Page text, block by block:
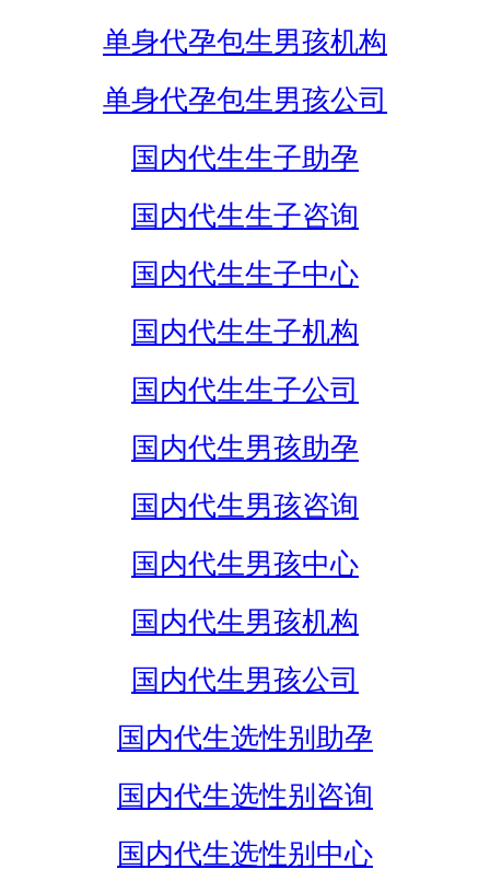
单身代孕包生男孩机构
单身代孕包生男孩公司
国内代生生子助孕
国内代生生子咨询
国内代生生子中心
国内代生生子机构
国内代生生子公司
国内代生男孩助孕
国内代生男孩咨询
国内代生男孩中心
国内代生男孩机构
国内代生男孩公司
国内代生选性别助孕
国内代生选性别咨询
国内代生选性别中心